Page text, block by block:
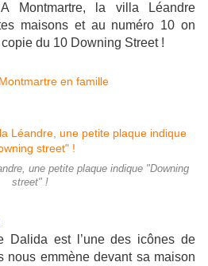
Montmartre, la villa Léandre
maisons et au numéro 10 on
du 10 Downing Street !
une petite plaque indique "Downing
street" !
Dalida est l’une des icônes de
nous emmène devant sa maison